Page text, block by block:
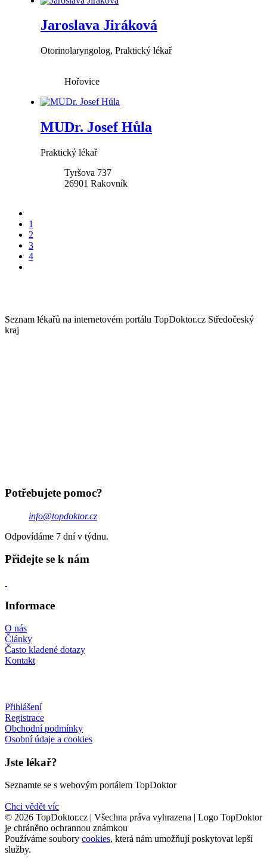
Jaroslava Jiráková
Otorinolaryngolog, Praktický lékař
Hořovice
MUDr. Josef Hůla
Praktický lékař
Tyršova 737
26901 Rakovník
1
2
3
4
Seznam lékařů na internetovém portálu TopDoktor.cz Středočeský
kraj
Potřebujete pomoc?
info@topdoktor.cz
Odpovídáme 7 dní v týdnu.
Přidejte se k nám
Informace
O nás
Články
Často kladené dotazy
Kontakt
Přihlášení
Registrace
Obchodní podmínky
Osobní údaje a cookies
Jste lékař?
Seznamte se s webovým portálem TopDoktor
Chci vědět víc
© 2026 TopDoktor.cz | Všechna práva vyhrazena | Logo TopDoktor
je chráněno ochrannou známkou
Používáme soubory cookies, která nám umožňují poskytovat lepší
služby.